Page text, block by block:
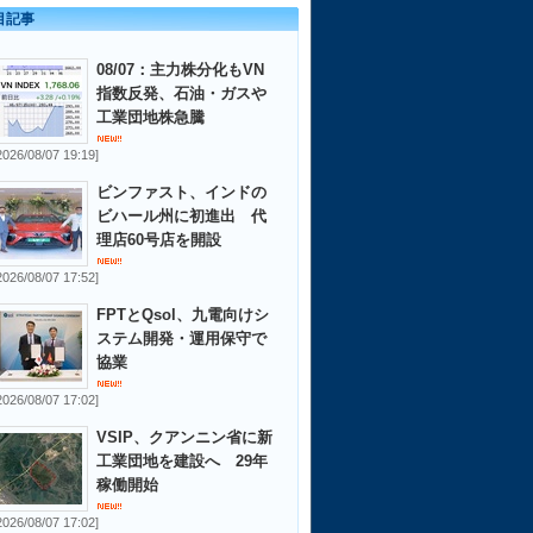
記事
08/07：主力株分化もVN
指数反発、石油・ガスや
工業団地株急騰
08/07 19:19]
ビンファスト、インドの
ビハール州に初進出 代
理店60号店を開設
08/07 17:52]
FPTとQsol、九電向けシ
ステム開発・運用保守で
協業
08/07 17:02]
VSIP、クアンニン省に新
工業団地を建設へ 29年
稼働開始
08/07 17:02]